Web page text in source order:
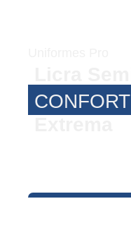
CONFORT